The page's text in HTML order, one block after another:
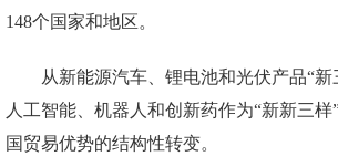
148个国家和地区。
从新能源汽车、锂电池和光伏产品“新
人工智能、机器人和创新药作为“新新三
国贸易优势的结构性转变。